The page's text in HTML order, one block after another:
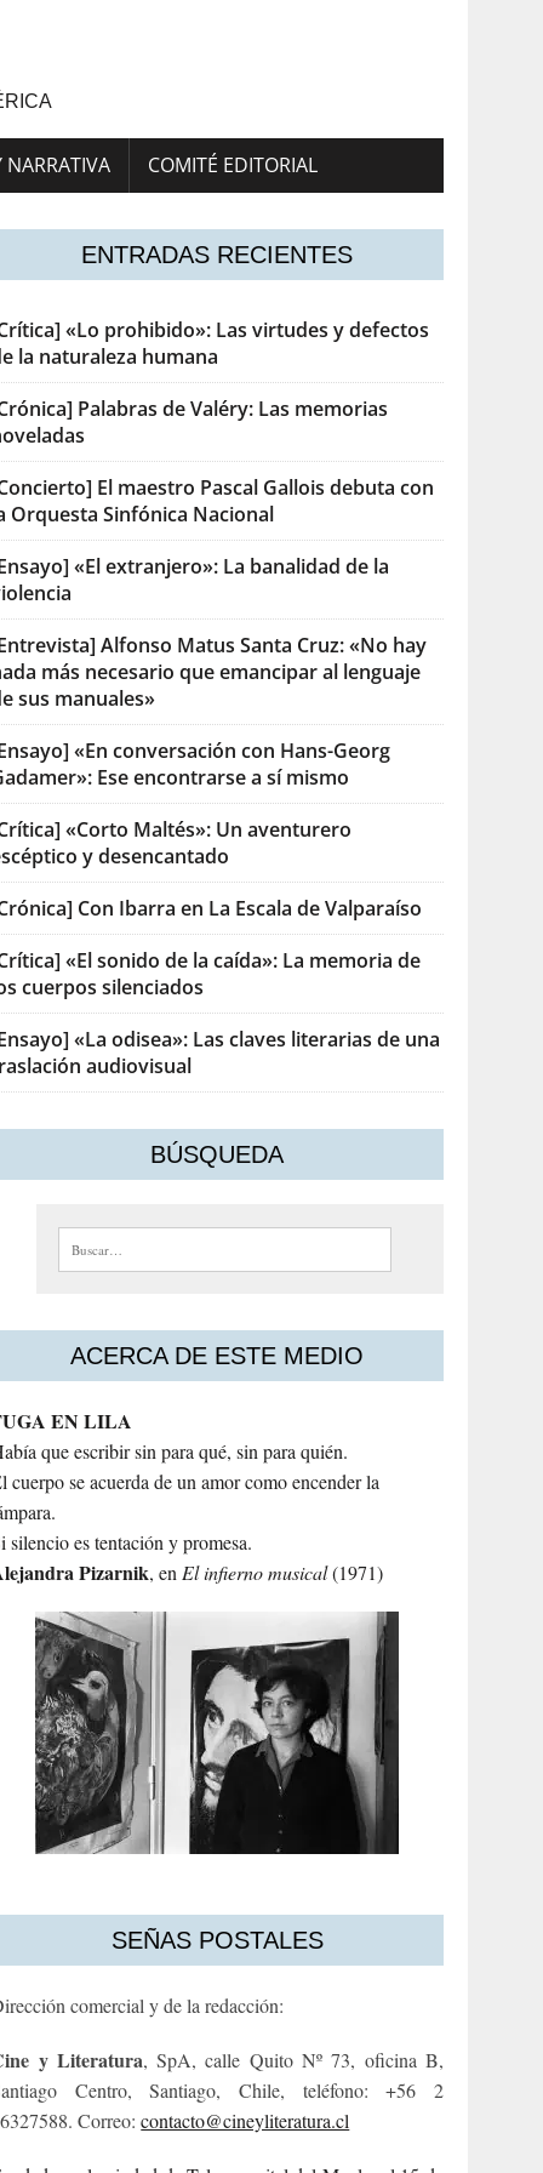
NARRATIVA COMITÉ EDITORIAL
ENTRADAS RECIENTES
«Lo prohibido»: Las virtudes y defectos
la naturaleza humana
Palabras de Valéry: Las memorias
El maestro Pascal Gallois debuta con
Orquesta Sinfónica Nacional
«El extranjero»: La banalidad de la
Alfonso Matus Santa Cruz: «No hay
más necesario que emancipar al lenguaje
sus manuales»
«En conversación con Hans-Georg
Ese encontrarse a sí mismo
«Corto Maltés»: Un aventurero
y desencantado
Con Ibarra en La Escala de Valparaíso
«El sonido de la caída»: La memoria de
cuerpos silenciados
«La odisea»: Las claves literarias de una
audiovisual
BÚSQUEDA
Buscar:
ACERCA DE ESTE MEDIO
EN LILA
que escribir sin para qué, sin para quién.
cuerpo se acuerda de un amor como encender la
silencio es tentación y promesa.
Pizarnik, enEl infierno musical(1971)
SEÑAS POSTALES
comercial y de la redacción:
y Literatura, SpA, calle Quito Nº 73, oficina B,
Centro, Santiago, Chile, teléfono: +56 2
Correo:contacto@cineyliteratura.cl